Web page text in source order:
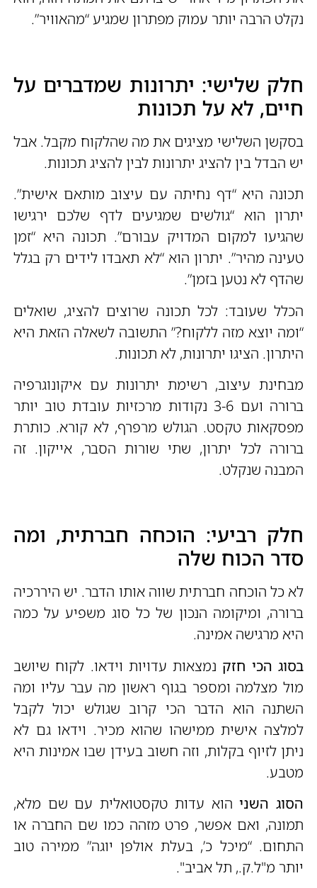
נקלט הרבה יותר עמוק מפתרון שמגיע “מהאוויר”.
חלק שלישי: יתרונות שמדברים על
חיים, לא על תכונות
בסקשן השלישי מציגים את מה שהלקוח מקבל. אבל
יש הבדל בין להציג יתרונות לבין להציג תכונות.
תכונה היא “דף נחיתה עם עיצוב מותאם אישית”.
יתרון הוא “גולשים שמגיעים לדף שלכם ירגישו
שהגיעו למקום המדויק עבורם”. תכונה היא “זמן
טעינה מהיר”. יתרון הוא “לא תאבדו לידים רק בגלל
שהדף לא נטען בזמן”.
הכלל שעובד: לכל תכונה שרוצים להציג, שואלים
“ומה יוצא מזה ללקוח?” התשובה לשאלה הזאת היא
היתרון. הציגו יתרונות, לא תכונות.
מבחינת עיצוב, רשימת יתרונות עם איקונוגרפיה
ברורה ועם 3-6 נקודות מרכזיות עובדת טוב יותר
מפסקאות טקסט. הגולש מרפרף, לא קורא. כותרת
ברורה לכל יתרון, שתי שורות הסבר, אייקון. זה
המבנה שנקלט.
חלק רביעי: הוכחה חברתית, ומה
סדר הכוח שלה
לא כל הוכחה חברתית שווה אותו הדבר. יש היררכיה
ברורה, ומיקומה הנכון של כל סוג משפיע על כמה
היא מרגישה אמינה.
בסוג הכי חזק נמצאות עדויות וידאו. לקוח שיושב
מול מצלמה ומספר בגוף ראשון מה עבר עליו ומה
השתנה הוא הדבר הכי קרוב שגולש יכול לקבל
למלצה אישית ממישהו שהוא מכיר. וידאו גם לא
ניתן לזיוף בקלות, וזה חשוב בעידן שבו אמינות היא
מטבע.
הסוג השניהוא עדות טקסטואלית עם שם מלא,
תמונה, ואם אפשר, פרט מזהה כמו שם החברה או
התחום. “מיכל כ’, בעלת אולפן יוגה” ממירה טוב
יותר מ"ל.ק., תל אביב".